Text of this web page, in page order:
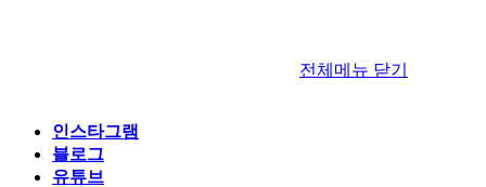
전체메뉴 닫기
인스타그램
블로그
유튜브